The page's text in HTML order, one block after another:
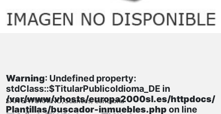
Warning: Undefined property:
stdClass::$TitularPublicoIdioma_DE in
/var/www/vhosts/europa2000sl.es/httpdocs/
Plantillas/buscador-inmuebles.php on line
SAN SATURNINO, Suances, Cantabria